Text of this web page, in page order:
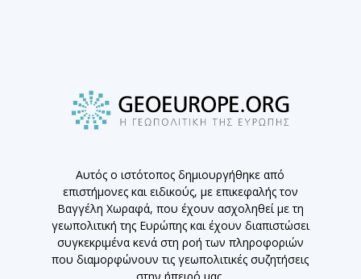
Αυτός ο ιστότοπος δημιουργήθηκε από
επιστήμονες και ειδικούς, με επικεφαλής τον
Βαγγέλη Χωραφά, που έχουν ασχοληθεί με τη
γεωπολιτική της Ευρώπης και έχουν διαπιστώσει
συγκεκριμένα κενά στη ροή των πληροφοριών
που διαμορφώνουν τις γεωπολιτικές συζητήσεις